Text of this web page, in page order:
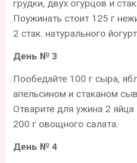
грудки, двух огурцов и
Поужинать стоит 125 г
2 стак. натурального
День № 3
Пообедайте 100 г сыра,
апельсином и стаканом
Отварите для ужина 2 яйца
200 г овощного салата.
День № 4